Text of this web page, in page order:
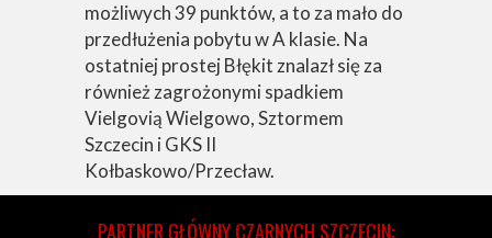
możliwych 39 punktów, a to za mało do
przedłużenia pobytu w A klasie. Na
ostatniej prostej Błękit znalazł się za
również zagrożonymi spadkiem
Vielgovią Wielgowo, Sztormem
Szczecin i GKS II
Kołbaskowo/Przecław.
PARTNER GŁÓWNY CZARNYCH SZCZECIN: